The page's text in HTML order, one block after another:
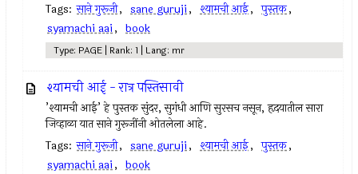
Tags: साने गुरूजी, sane guruji, श्यामची आई, पुस्तक,
syamachi aai, book
Type: PAGE | Rank: 1 | Lang: mr
श्यामची आई - रात्र पस्तिसावी
’श्यामची आई’ हे पुस्तक सुंदर, सुगंधी आणि सुरसच नसून, हृदयातील सारा
जिव्हाळा यात साने गुरूजींनी ओतलेला आहे.
Tags: साने गुरूजी, sane guruji, श्यामची आई, पुस्तक,
syamachi aai, book